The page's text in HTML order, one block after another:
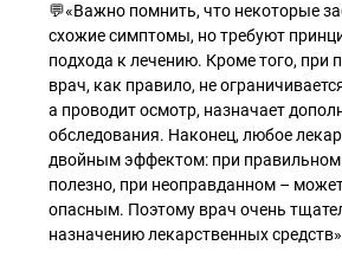
💬«Важно помнить, что некоторые
схожие симптомы, но требуют
подхода к лечению. Кроме того, при
врач, как правило, не
а проводит осмотр, назначает
обследования. Наконец, любое
двойным эффектом: при правильном
полезно, при неоправданном –
опасным. Поэтому врач очень
назначению лекарственных